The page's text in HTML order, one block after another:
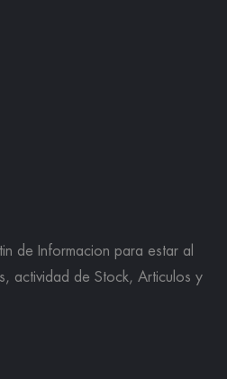
de Informacion para estar al
actividad de Stock, Articulos y